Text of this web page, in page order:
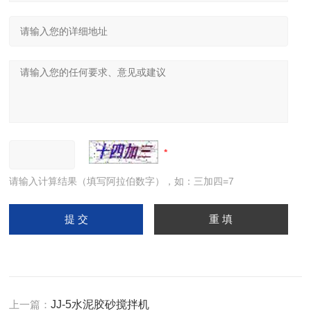
请输入计算结果（填写阿拉伯数字），如：三加四=7
上一篇：JJ-5水泥胶砂搅拌机